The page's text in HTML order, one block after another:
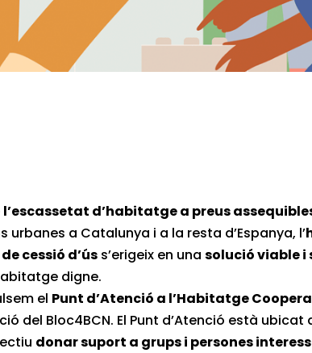
l’escassetat d’habitatge a preus
a Catalunya i a la resta d’Espanya, l’
cessió d’úss’erigeix en una solució viable i
digne.
el Punt d’Atenció a l’Habitatge
del Bloc4BCN. El Punt d’Atenció està ubicat
donar suport a grups i persones